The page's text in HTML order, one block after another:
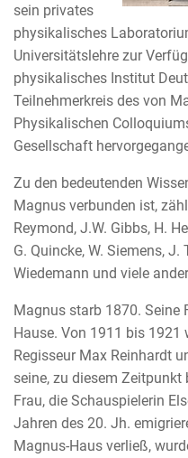
sein privates
physikalisches
Universitätslehre zur
physikalisches Institut
Teilnehmerkreis des von
Physikalischen
Gesellschaft
Zu den bedeutenden
Magnus verbunden ist,
Reymond, J.W. Gibbs, H.
G. Quincke, W. Siemens, J.
Wiedemann und viele
Magnus starb 1870. Seine
Hause. Von 1911 bis 1921
Regisseur Max Reinhardt
seine, zu diesem
Frau, die Schauspielerin
Jahren des 20. Jh.
Magnus-Haus verließ,